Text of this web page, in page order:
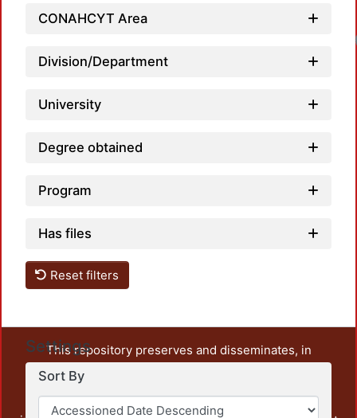
CONAHCYT Area
Division/Department
University
Degree obtained
Program
Has files
Reset filters
Settings
Sort By
This repository preserves and disseminates, in
unrestricted open access, the teaching and research
output of UAM Azcapotzalco. It also includes some
administrative and graphic documents from the